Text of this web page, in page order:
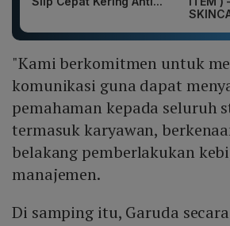
"Kami berkomitmen untuk
komunikasi guna dapat
pemahaman kepada seluruh
termasuk karyawan,
belakang pemberlakukan
manajemen.
Di samping itu, Garuda